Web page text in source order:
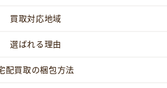
買取対応地域
選ばれる理由
配買取の梱包方法